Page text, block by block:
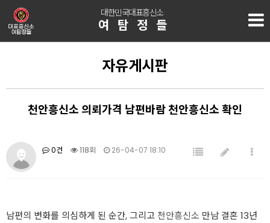
대한민국대표흥신소
여탐정들
자유게시판
천안흥신소 의뢰가격 남편바람 천안흥신소 확인
0건 118회 26-04-07 18:10
남편의 변화를 의심하게 된 순간, 그리고 천안흥신소 만남 결혼 13년